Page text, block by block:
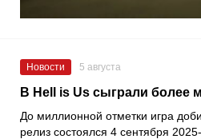
Новости 5 августа
В Hell is Us сыграли более
До миллионной отметки игра
релиз состоялся 4 сентября 2025-